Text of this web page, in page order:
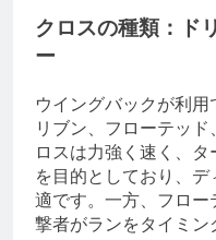
クロスの種類：ド
ー
ウイングバックが利
リブン、フローテッ
ロスは力強く速く、
を目的としており、
適です。一方、フロ
撃者がランをタイミ